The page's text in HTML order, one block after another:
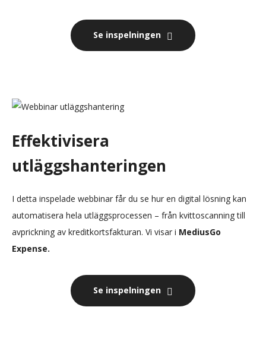
Se inspelningen
Effektivisera
utläggshanteringen
I detta inspelade webbinar får du se hur en digital lösning kan
automatisera hela utläggsprocessen – från kvittoscanning till
avprickning av kreditkortsfakturan. Vi visar i MediusGo
Expense.
Se inspelningen